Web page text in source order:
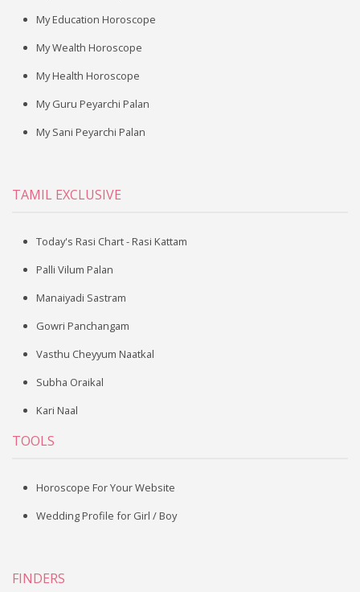
My Education Horoscope
My Wealth Horoscope
My Health Horoscope
My Guru Peyarchi Palan
My Sani Peyarchi Palan
TAMIL EXCLUSIVE
Today's Rasi Chart - Rasi Kattam
Palli Vilum Palan
Manaiyadi Sastram
Gowri Panchangam
Vasthu Cheyyum Naatkal
Subha Oraikal
Kari Naal
TOOLS
Horoscope For Your Website
Wedding Profile for Girl / Boy
FINDERS